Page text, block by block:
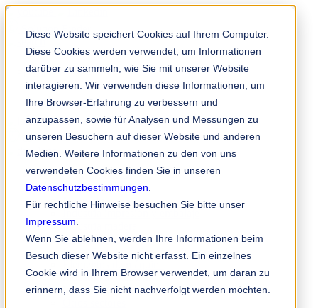
Diese Website speichert Cookies auf Ihrem Computer.
Diese Cookies werden verwendet, um Informationen
darüber zu sammeln, wie Sie mit unserer Website
interagieren. Wir verwenden diese Informationen, um
Ihre Browser-Erfahrung zu verbessern und
anzupassen, sowie für Analysen und Messungen zu
unseren Besuchern auf dieser Website und anderen
Medien. Weitere Informationen zu den von uns
verwendeten Cookies finden Sie in unseren
Datenschutzbestimmungen
Für rechtliche Hinweise besuchen Sie bitte unser
Impressum
Wenn Sie ablehnen, werden Ihre Informationen beim
Besuch dieser Website nicht erfasst. Ein einzelnes
Cookie wird in Ihrem Browser verwendet, um daran zu
erinnern, dass Sie nicht nachverfolgt werden möchten.
Solution Finder
TKM App
es
Industrias y productos
Industria papelera
No tejido
Industria madera
Industria metal
Industria del plástico, caucho y reciclaje
Industria alimentaria
Industria química